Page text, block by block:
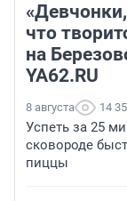
что
на
YA62.RU
8 августа 14
Успеть за 25
сковороде
пиццы